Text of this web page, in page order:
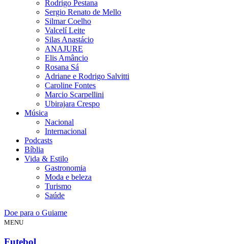
Rodrigo Pestana
Sergio Renato de Mello
Silmar Coelho
Valcelí Leite
Silas Anastácio
ANAJURE
Elis Amâncio
Rosana Sá
Adriane e Rodrigo Salvitti
Caroline Fontes
Marcio Scarpellini
Ubirajara Crespo
Música
Nacional
Internacional
Podcasts
Bíblia
Vida & Estilo
Gastronomia
Moda e beleza
Turismo
Saúde
Doe para o Guiame
MENU
Futebol